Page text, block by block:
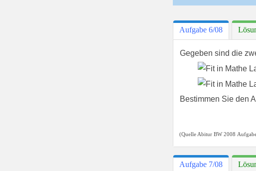
Aufgabe 6/08
Gegeben sind die
Bestimmen Sie den
(Quelle Abitur BW 2008
Aufgabe 7/08